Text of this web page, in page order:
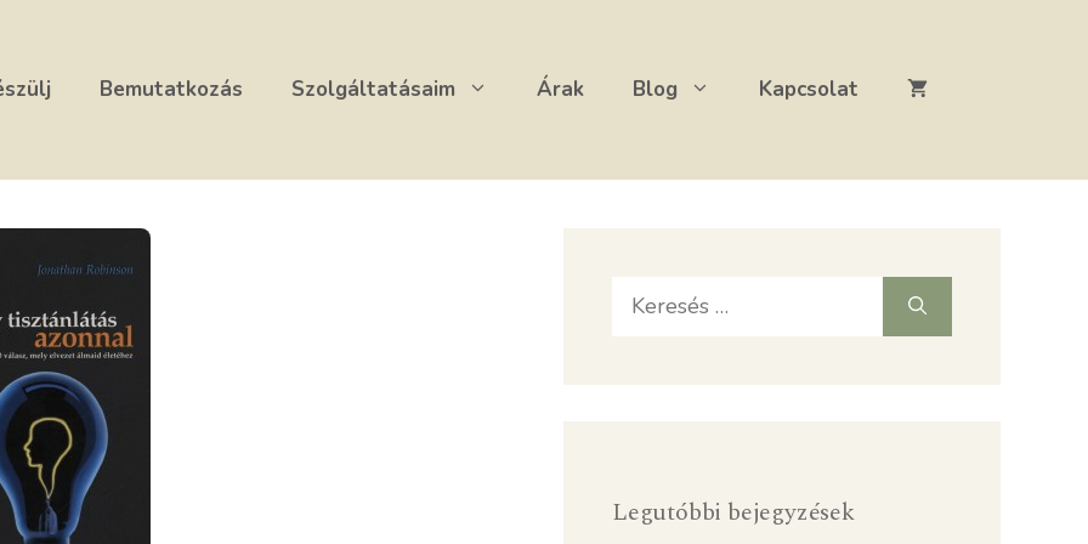
Bemutatkozás Szolgáltatásaim Árak Blog Kapcsolat
Keresés:
Legutóbbi bejegyzések